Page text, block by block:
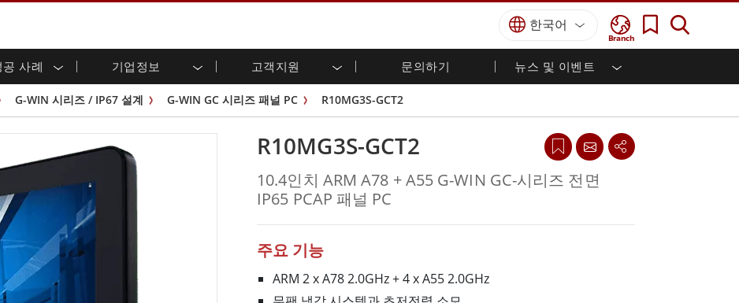
Branch
한국어
사례 기업정보 고객지원 문의하기 뉴스 및 이벤트
업용 디스플레이
티터치(P-CAP)
픈 프레임
널 마운트
전면 IP65
터치
Type-C
테인리스 시리
실외 디스플레이
G-WIN 시리즈 /
IP67
후면 마운트
ATEX 등급
산업용 패널 PC 및 HMI
HMI(P-CAP 터치)
산업용 패널 PC(P-CAP Touch)
산업용 패널 PC(저항막 터치)
스테인리스 시리즈
G-WIN 시리즈 / IP67 설계
ATEX 등급
바 타입 패널 PC
엣지 AI 패널 PC
국방부 러기드 노트북
디펜스 울트라 러기드 태블릿
국방 패널 PC
디펜스 디스플레이 / NVIS 디스플레이
지상 관제소
베디드 컴퓨팅 헬스케어 등급 해양 등급
준비 에너지, 화학, ATEX 제품
통 식품 및 위생 산업
해양
IIoT 및 엣지 컴퓨팅 창고 및 물류
능형 로보틱스 시스템 헬스케어
재생 에너지
부 헤비 듀티
공 사례
자자 관계 시민권
운로드 센터 고객 서비스 센터
일 공유
스레터 제품 변경 알림
튜브 채널 VR 엑스포
인증／준수
G-WIN 시리즈 / IP67 설계 G-WIN GC 시리즈 패널 PC R10MG3S-GCT2
R10MG3S-GCT2
10.4인치 ARM A78 + A55 G-WIN GC-시리즈 전면
IP65 PCAP 패널 PC
주요 기능
ARM 2 x A78 2.0GHz + 4 x A55 2.0GHz